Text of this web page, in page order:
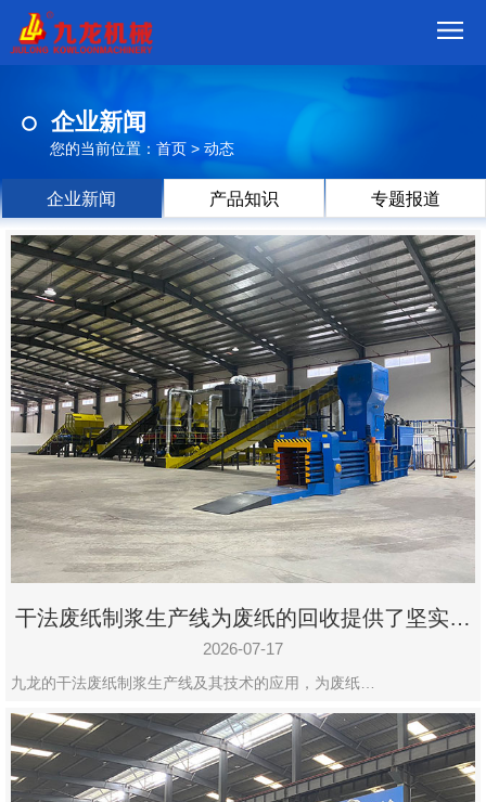
品
视
频
现
场
方
案
动
态联
系
郑
州
市
设
有
限
公
企业新闻
您的当前位置： 首页 > 动态
企业新闻 产品知识 专题报道
干法废纸制浆生产线为废纸的回收提供了坚实的
保障
2026-07-17
九龙的干法废纸制浆生产线及其技术的应用，为废纸…